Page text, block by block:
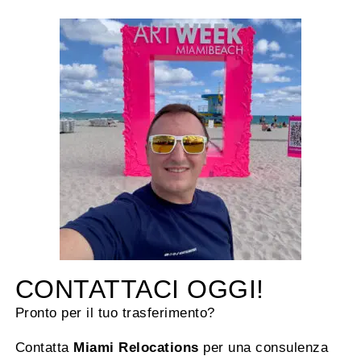
CONTATTACI OGGI!
Pronto per il tuo trasferimento?
Contatta Miami Relocations per una consulenza